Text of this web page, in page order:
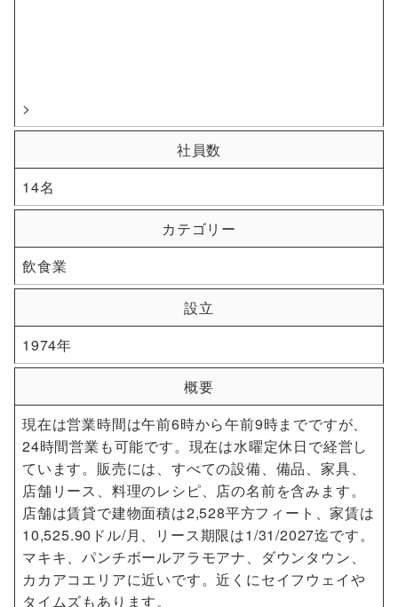
>
社員数
14名
カテゴリー
飲食業
設立
1974年
概要
現在は営業時間は午前6時から午前9時までですが、
24時間営業も可能です。現在は水曜定休日で経営し
ています。販売には、すべての設備、備品、家具、
店舗リース、料理のレシピ、店の名前を含みます。
店舗は賃貸で建物面積は2,528平方フィート、家賃は
10,525.90ドル/月、リース期限は1/31/2027迄です。
マキキ、パンチボールアラモアナ、ダウンタウン、
カカアコエリアに近いです。近くにセイフウェイや
タイムズもあります。